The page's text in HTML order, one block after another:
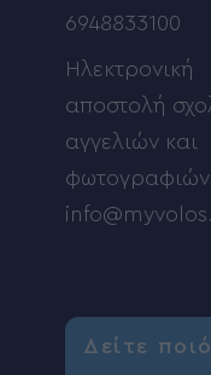
6948833100
Ηλεκτρονική
αποστολή
αγγελιών και
Δείτε